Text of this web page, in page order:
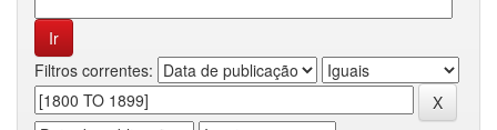
Filtros correntes: